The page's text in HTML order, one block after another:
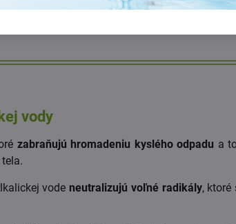
telaaodstránia sa príčiny tejto choroby.
vody
zabraňujú hromadeniu kyslého odpadu a
vode neutralizujú voľné radikály, ktoré